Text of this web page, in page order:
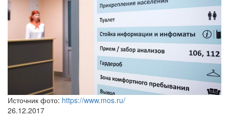
Источник фото: https://www.mos.ru/
26.12.2017